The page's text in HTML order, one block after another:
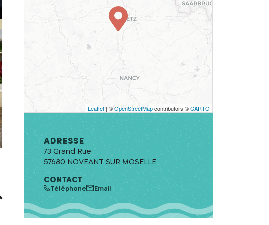
Leaflet| ©OpenStreetMapcontributors ©CARTO
Adresse
73 Grand Rue
57680 NOVEANT SUR MOSELLE
CONTACT
Téléphone Email